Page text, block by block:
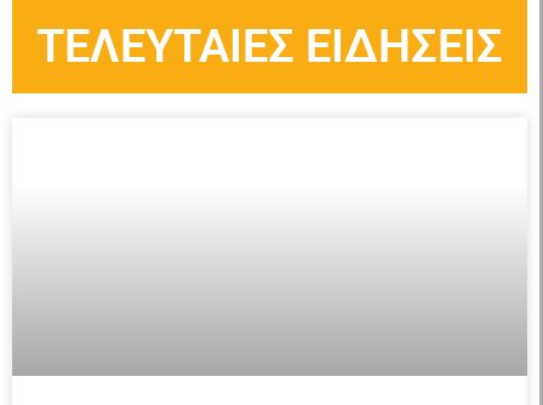
ΤΕΛΕΥΤΑΙΕΣ ΕΙΔΗΣΕΙΣ